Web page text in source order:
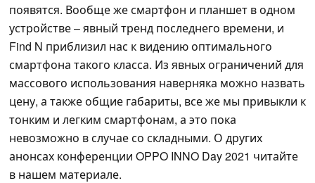
появятся. Вообще же смартфон и планшет в одном
устройстве – явный тренд последнего времени, и
Find N приблизил нас к видению оптимального
смартфона такого класса. Из явных ограничений для
массового использования наверняка можно назвать
цену, а также общие габариты, все же мы привыкли к
тонким и легким смартфонам, а это пока
невозможно в случае со складными. О других
анонсах конференции OPPO INNO Day 2021 читайте
в нашем материале.